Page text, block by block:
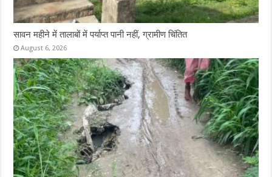
सावन महीने में तालाबों में पर्याप्त पानी नहीं, ग्रामीण चिंतित
August 6, 2026